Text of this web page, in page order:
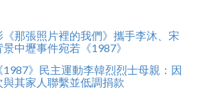
那張照片裡的我們》攜手李沐、宋
中壢事件宛若《1987》
》民主運動李韓烈烈士母親：因
其家人聯繫並低調捐款